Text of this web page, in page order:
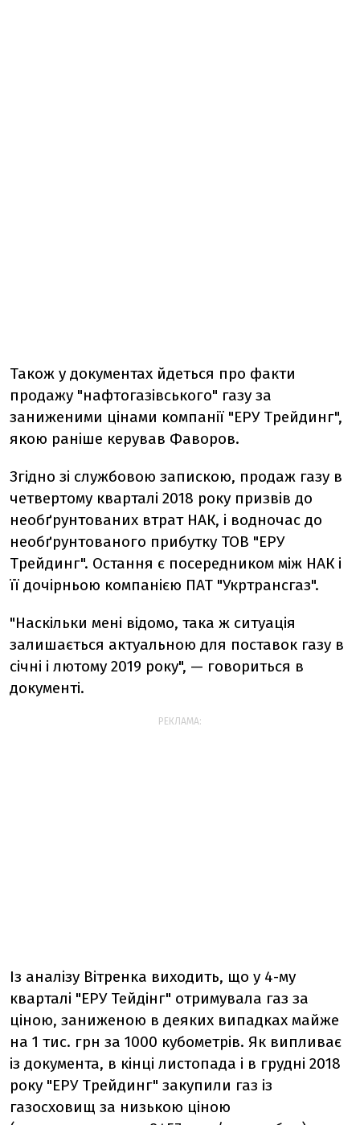
Також у документах йдеться про факти
продажу "нафтогазівського" газу за
заниженими цінами компанії "ЕРУ Трейдинг",
якою раніше керував Фаворов.
Згідно зі службовою запискою, продаж газу в
четвертому кварталі 2018 року призвів до
необґрунтованих втрат НАК, і водночас до
необґрунтованого прибутку ТОВ "ЕРУ
Трейдинг". Остання є посередником між НАК і
її дочірньою компанією ПАТ "Укртрансгаз".
"Наскільки мені відомо, така ж ситуація
залишається актуальною для поставок газу в
січні і лютому 2019 року", — говориться в
документі.
РЕКЛАМА:
Із аналізу Вітренка виходить, що у 4-му
кварталі "ЕРУ Тейдінг" отримувала газ за
ціною, заниженою в деяких випадках майже
на 1 тис. грн за 1000 кубометрів. Як випливає
із документа, в кінці листопада і в грудні 2018
року "ЕРУ Трейдинг" закупили газ із
газосховищ за низькою ціною